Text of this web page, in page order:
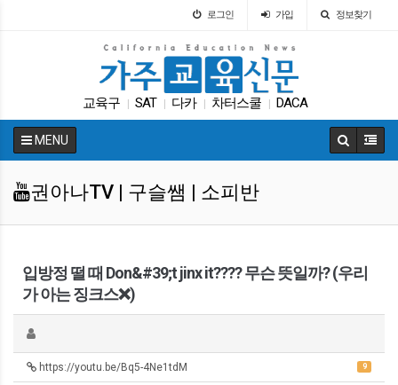
로그인 가입 정보찾기
교육구 SAT 다카 차터스쿨 DACA
| 캘리포니아 교육부 학자금 바이든 ACT
MENU
권아나TV | 구슬쌤 | 소피반
입방정 떨 때 Don&#39;t jinx it???? 무슨 뜻일까? (우리
가 아는 징크스❌)
9
https://youtu.be/Bq5-4Ne1tdM